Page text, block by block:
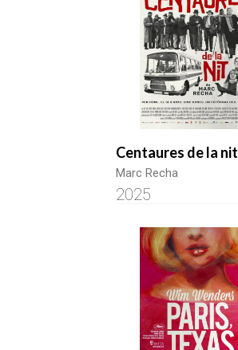
Centaures de la nit
Marc Recha
2025